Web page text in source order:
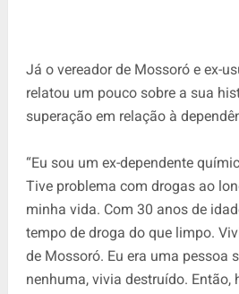
Já o vereador de Mossoró e ex-
relatou um pouco sobre a sua
superação em relação à
“Eu sou um ex-dependente
Tive problema com drogas ao
minha vida. Com 30 anos de
tempo de droga do que limpo.
de Mossoró. Eu era uma pessoa
nenhuma, vivia destruído. Então,